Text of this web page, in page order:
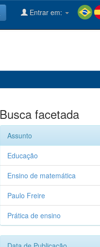
Entrar em:
Busca facetada
Assunto
Educação
Ensino de matemática
Paulo Freire
Prática de ensino